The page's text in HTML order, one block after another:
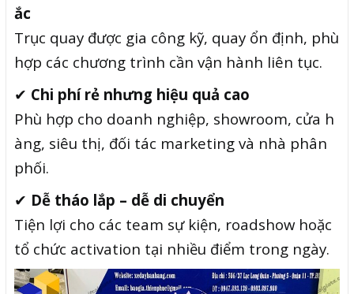
ắc
Trục quay được gia công kỹ, quay ổn định, phù
hợp các chương trình cần vận hành liên tục.
✔ Chi phí rẻ nhưng hiệu quả cao
Phù hợp cho doanh nghiệp, showroom, cửa h
àng, siêu thị, đối tác marketing và nhà phân
phối.
✔ Dễ tháo lắp – dễ di chuyển
Tiện lợi cho các team sự kiện, roadshow hoặc
tổ chức activation tại nhiều điểm trong ngày.